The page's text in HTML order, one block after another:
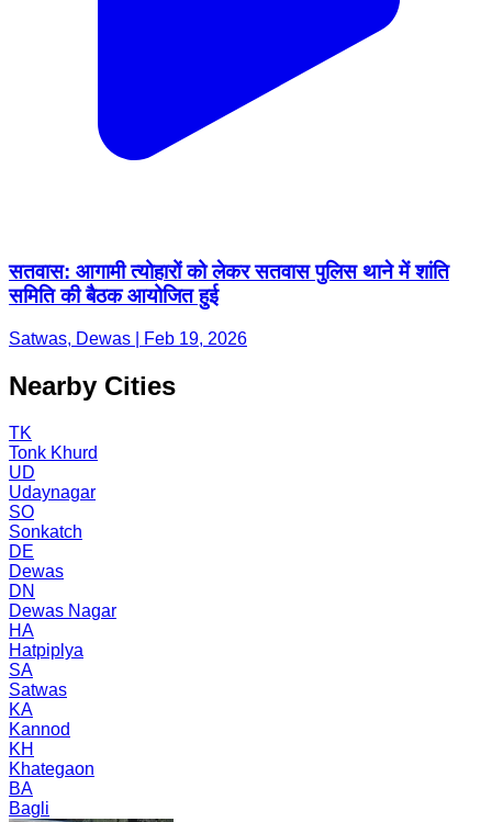
सतवास: आगामी त्योहारों को लेकर सतवास पुलिस थाने में शांति
समिति की बैठक आयोजित हुई
Satwas, Dewas | Feb 19, 2026
Nearby Cities
TK
Tonk Khurd
UD
Udaynagar
SO
Sonkatch
DE
Dewas
DN
Dewas Nagar
HA
Hatpiplya
SA
Satwas
KA
Kannod
KH
Khategaon
BA
Bagli